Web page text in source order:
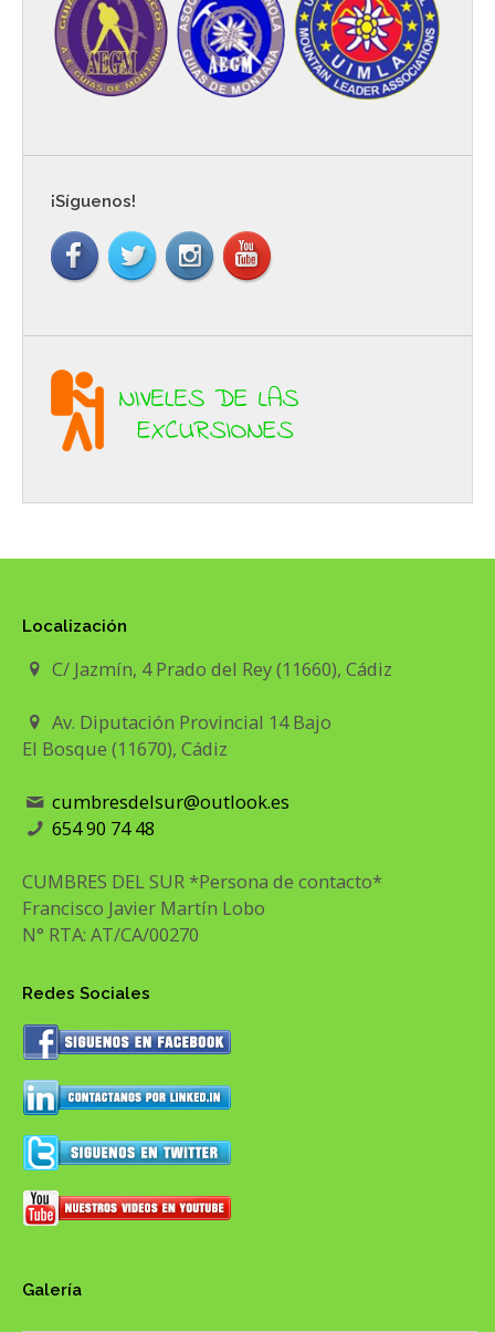
¡Síguenos!
Localización
C/ Jazmín, 4 Prado del Rey (11660), Cádiz
Av. Diputación Provincial 14 Bajo
El Bosque (11670), Cádiz
cumbresdelsur@outlook.es
654 90 74 48
CUMBRES DEL SUR *Persona de contacto*
Francisco Javier Martín Lobo
N° RTA: AT/CA/00270
Redes Sociales
Galería